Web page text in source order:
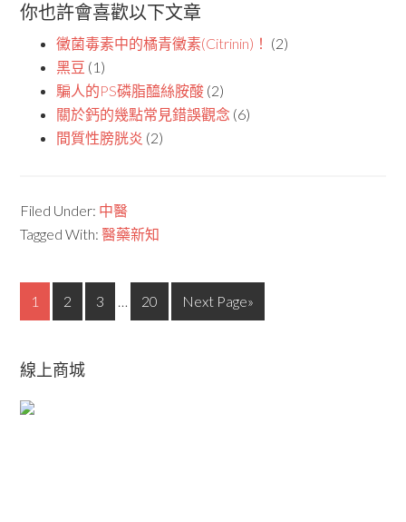
你也許會喜歡以下文章
黴菌毒素中的橘青黴素(Citrinin)！ (2)
黑豆 (1)
騙人的PS磷脂醯絲胺酸 (2)
關於鈣的幾點常見錯誤觀念 (6)
間質性膀胱炎 (2)
Filed Under: 中醫
Tagged With:醫藥新知
1 2 3 … 20 Next Page»
線上商城